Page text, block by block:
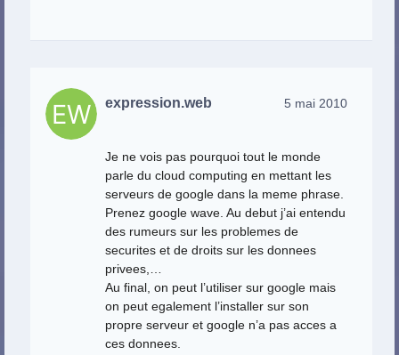
expression.web 5 mai 2010
Je ne vois pas pourquoi tout le monde
parle du cloud computing en mettant les
serveurs de google dans la meme phrase.
Prenez google wave. Au debut j’ai entendu
des rumeurs sur les problemes de
securites et de droits sur les donnees
privees,…
Au final, on peut l’utiliser sur google mais
on peut egalement l’installer sur son
propre serveur et google n’a pas acces a
ces donnees.